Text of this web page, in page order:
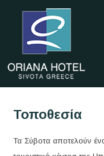
Τοποθεσία
Τα Σύβοτα αποτελούν